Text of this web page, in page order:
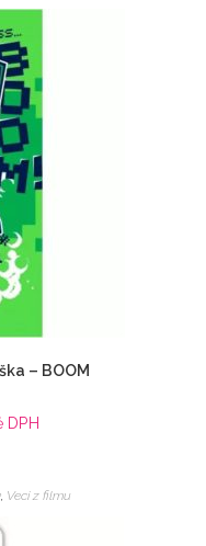
– BOOM
DPH
, Veci z filmu